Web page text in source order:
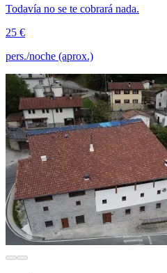
Todavía no se te cobrará nada.
25 €
pers./noche (aprox.)